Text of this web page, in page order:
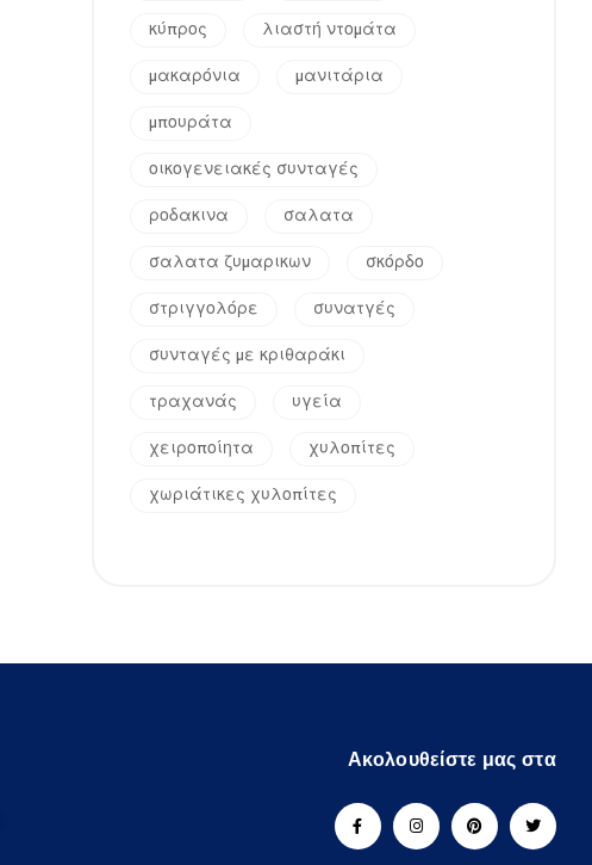
κύπρος λιαστή ντομάτα
μακαρόνια μανιτάρια
μπουράτα
οικογενειακές συνταγές
ροδακινα σαλατα
σαλατα ζυμαρικων σκόρδο
στριγγολόρε συνατγές
συνταγές με κριθαράκι
τραχανάς υγεία
χειροποίητα χυλοπίτες
χωριάτικες χυλοπίτες
Ακολουθείστε μας στα